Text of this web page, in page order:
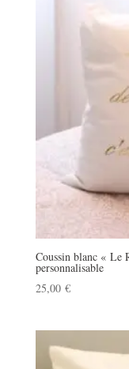
Coussin blanc « Le
personnalisable
25,00 €